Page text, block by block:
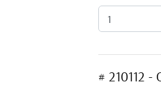
# 210112